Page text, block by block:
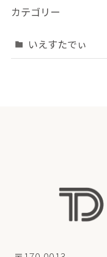
カテゴリー
いえすたでぃ